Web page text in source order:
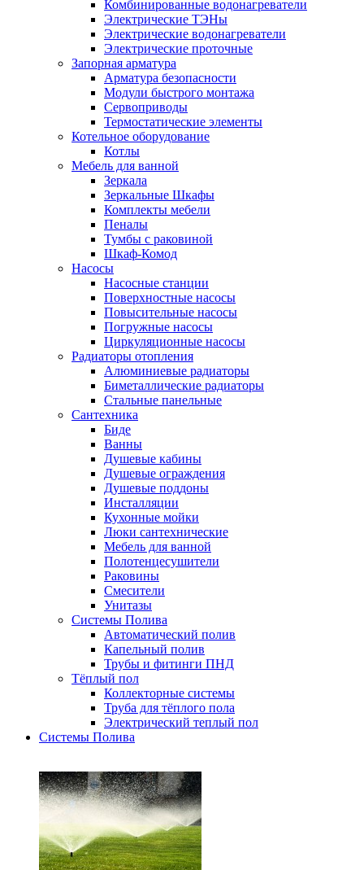
Комбинированные водонагреватели
Электрические ТЭНы
Электрические водонагреватели
Электрические проточные
Запорная арматура
Арматура безопасности
Модули быстрого монтажа
Сервоприводы
Термостатические элементы
Котельное оборудование
Котлы
Мебель для ванной
Зеркала
Зеркальные Шкафы
Комплекты мебели
Пеналы
Тумбы с раковиной
Шкаф-Комод
Насосы
Насосные станции
Поверхностные насосы
Повысительные насосы
Погружные насосы
Циркуляционные насосы
Радиаторы отопления
Алюминиевые радиаторы
Биметаллические радиаторы
Стальные панельные
Сантехника
Биде
Ванны
Душевые кабины
Душевые ограждения
Душевые поддоны
Инсталляции
Кухонные мойки
Люки сантехнические
Мебель для ванной
Полотенцесушители
Раковины
Смесители
Унитазы
Системы Полива
Автоматический полив
Капельный полив
Трубы и фитинги ПНД
Тёплый пол
Коллекторные системы
Труба для тёплого пола
Электрический теплый пол
Системы Полива